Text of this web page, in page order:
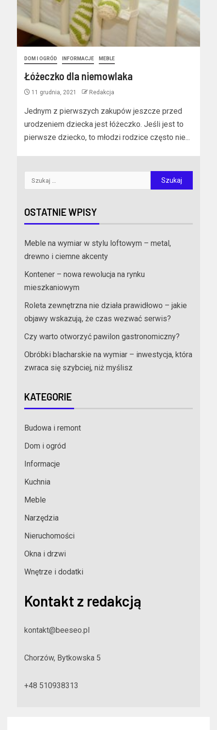
DOM I OGRÓD INFORMACJE MEBLE
Łóżeczko dla niemowlaka
11 grudnia, 2021 Redakcja
Jednym z pierwszych zakupów jeszcze przed
urodzeniem dziecka jest łóżeczko. Jeśli jest to
pierwsze dziecko, to młodzi rodzice często nie...
OSTATNIE WPISY
Meble na wymiar w stylu loftowym – metal,
drewno i ciemne akcenty
Kontener – nowa rewolucja na rynku
mieszkaniowym
Roleta zewnętrzna nie działa prawidłowo – jakie
objawy wskazują, że czas wezwać serwis?
Czy warto otworzyć pawilon gastronomiczny?
Obróbki blacharskie na wymiar – inwestycja, która
zwraca się szybciej, niż myślisz
KATEGORIE
Budowa i remont
Dom i ogród
Informacje
Kuchnia
Meble
Narzędzia
Nieruchomości
Okna i drzwi
Wnętrze i dodatki
Kontakt z redakcją
kontakt@beeseo.pl
Chorzów, Bytkowska 5
+48 510938313